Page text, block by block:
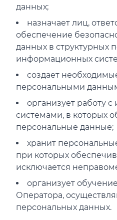
данных;
назначает лиц,
обеспечение
данных в структурных
информационных
создает
персональными
организует работу
системами, в которых
персональные данные;
хранит
при которых
исключается
организует
Оператора,
персональных данных.